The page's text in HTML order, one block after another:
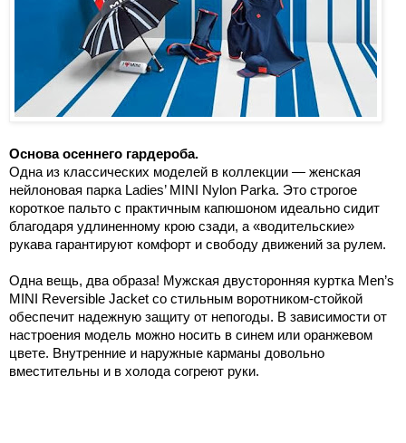
Основа осеннего гардероба.
Одна из классических моделей в коллекции — женская
нейлоновая парка Ladies’ MINI Nylon Parka. Это строгое
короткое пальто с практичным капюшоном идеально сидит
благодаря удлиненному крою сзади, а «водительские»
рукава гарантируют комфорт и свободу движений за рулем.
Одна вещь, два образа! Мужская двусторонняя куртка Men’s
MINI Reversible Jacket со стильным воротником-стойкой
обеспечит надежную защиту от непогоды. В зависимости от
настроения модель можно носить в синем или оранжевом
цвете. Внутренние и наружные карманы довольно
вместительны и в холода согреют руки.